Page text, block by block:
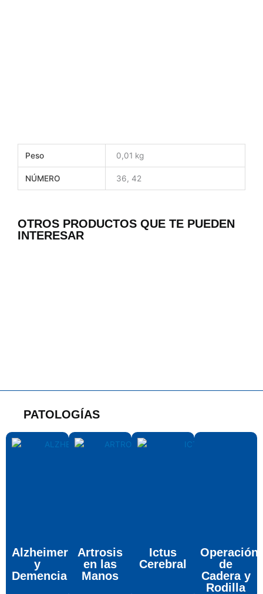
Peso 0,01 kg
NÚMERO 36, 42
OTROS PRODUCTOS QUE TE PUEDEN
INTERESAR
PATOLOGÍAS
Alzheimer
y
Demencia
Artrosis
en las
Manos
Ictus
Cerebral
Operación
de
Cadera y
Rodilla